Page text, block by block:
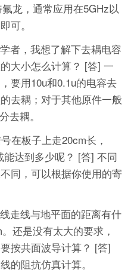
龙，通常应用在5GHz以
可。
者，我想了解下去耦电容
大小怎么计算？ [答] 一
要用10u和0.1u的电容去
去耦；对于其他原件一般
去耦。
在板子上走20cm长，
达到多少呢？ [答] 不同
同，可以根据你使用的寄
走线与地平面的距离有什
还是没有太大的要求，
按共面波导计算？ [答]
的阻抗仿真计算。